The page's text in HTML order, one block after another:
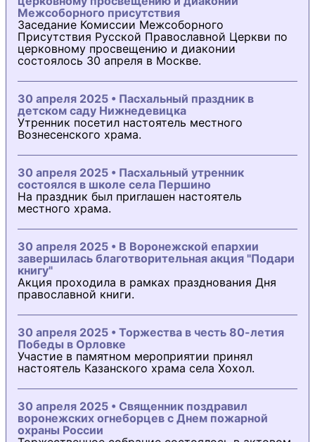
Межсоборного присутствия
Заседание Комиссии Межсоборного
Присутствия Русской Православной Церкви по
церковному просвещению и диаконии
состоялось 30 апреля в Москве.
30 апреля 2025 • Пасхальный праздник в
детском саду Нижнедевицка
Утренник посетил настоятель местного
Вознесенского храма.
30 апреля 2025 • Пасхальный утренник
состоялся в школе села Першино
На праздник был приглашен настоятель
местного храма.
30 апреля 2025 • В Воронежской епархии
завершилась благотворительная акция "Подари
книгу"
Акция проходила в рамках празднования Дня
православной книги.
30 апреля 2025 • Торжества в честь 80-летия
Победы в Орловке
Участие в памятном мероприятии принял
настоятель Казанского храма села Хохол.
30 апреля 2025 • Священник поздравил
воронежских огнеборцев с Днем пожарной
охраны России